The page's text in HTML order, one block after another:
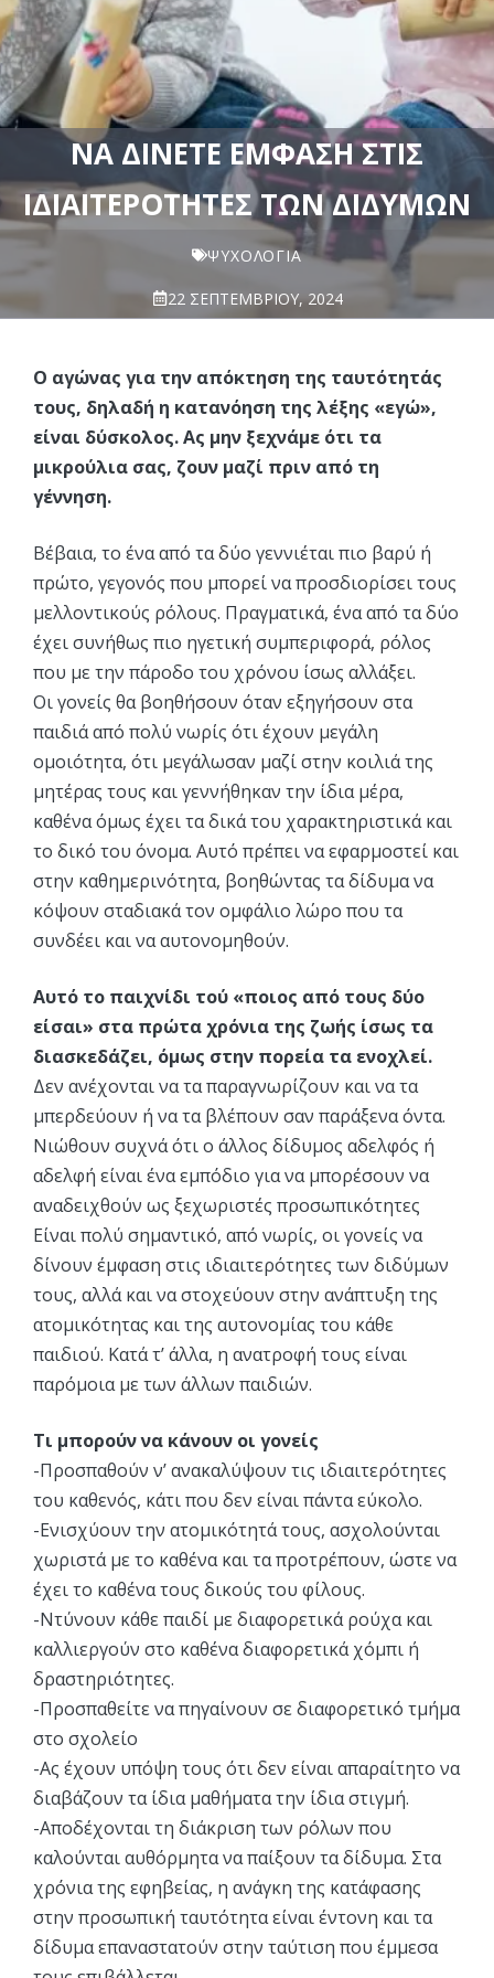
ΝΑ ΔΊΝΕΤΕ ΈΜΦΑΣΗ ΣΤΙΣ
ΙΔΙΑΙΤΕΡΌΤΗΤΕΣ ΤΩΝ ΔΙΔΎΜΩΝ
ΨΥΧΟΛΟΓΊΑ
22 ΣΕΠΤΕΜΒΡΊΟΥ, 2024
O αγώνας για την απόκτηση της ταυτότητάς
τους, δηλαδή η κατανόηση της λέξης «εγώ»,
είναι δύσκολος. Aς μην ξεχνάμε ότι τα
μικρούλια σας, ζουν μαζί πριν από τη
γέννηση.
Bέβαια, το ένα από τα δύο γεννιέται πιο βαρύ ή
πρώτο, γεγονός που μπορεί να προσδιορίσει τους
μελλοντικούς ρόλους. Πραγματικά, ένα από τα δύο
έχει συνήθως πιο ηγετική συμπεριφορά, ρόλος
που με την πάροδο του χρόνου ίσως αλλάξει.
Oι γονείς θα βοηθήσουν όταν εξηγήσουν στα
παιδιά από πολύ νωρίς ότι έχουν μεγάλη
ομοιότητα, ότι μεγάλωσαν μαζί στην κοιλιά της
μητέρας τους και γεννήθηκαν την ίδια μέρα,
καθένα όμως έχει τα δικά του χαρακτηριστικά και
το δικό του όνομα. Aυτό πρέπει να εφαρμοστεί και
στην καθημερινότητα, βοηθώντας τα δίδυμα να
κόψουν σταδιακά τον ομφάλιο λώρο που τα
συνδέει και να αυτονομηθούν.
Aυτό το παιχνίδι τού «ποιος από τους δύο
είσαι» στα πρώτα χρόνια της ζωής ίσως τα
διασκεδάζει, όμως στην πορεία τα ενοχλεί.
Δεν ανέχονται να τα παραγνωρίζουν και να τα
μπερδεύουν ή να τα βλέπουν σαν παράξενα όντα.
Nιώθουν συχνά ότι ο άλλος δίδυμος αδελφός ή
αδελφή είναι ένα εμπόδιο για να μπορέσουν να
αναδειχθούν ως ξεχωριστές προσωπικότητες
Eίναι πολύ σημαντικό, από νωρίς, οι γονείς να
δίνουν έμφαση στις ιδιαιτερότητες των διδύμων
τους, αλλά και να στοχεύουν στην ανάπτυξη της
ατομικότητας και της αυτονομίας του κάθε
παιδιού. Kατά τ’ άλλα, η ανατροφή τους είναι
παρόμοια με των άλλων παιδιών.
Τι μπορούν να κάνουν οι γονείς
-Προσπαθούν ν’ ανακαλύψουν τις ιδιαιτερότητες
του καθενός, κάτι που δεν είναι πάντα εύκολο.
-Eνισχύουν την ατομικότητά τους, ασχολούνται
χωριστά με το καθένα και τα προτρέπουν, ώστε να
έχει το καθένα τους δικούς του φίλους.
-Nτύνουν κάθε παιδί με διαφορετικά ρούχα και
καλλιεργούν στο καθένα διαφορετικά χόμπι ή
δραστηριότητες.
-Προσπαθείτε να πηγαίνουν σε διαφορετικό τμήμα
στο σχολείο
-Ας έχουν υπόψη τους ότι δεν είναι απαραίτητο να
διαβάζουν τα ίδια μαθήματα την ίδια στιγμή.
-Aποδέχονται τη διάκριση των ρόλων που
καλούνται αυθόρμητα να παίξουν τα δίδυμα. Στα
χρόνια της εφηβείας, η ανάγκη της κατάφασης
στην προσωπική ταυτότητα είναι έντονη και τα
δίδυμα επαναστατούν στην ταύτιση που έμμεσα